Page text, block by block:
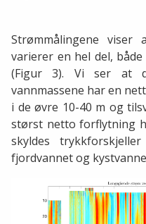
Strømmålingene viser
varierer en hel del,
(Figur 3). Vi ser at
vannmassene har en
i de øvre 10-40 m og
størst netto forflytning
skyldes
fjordvannet og